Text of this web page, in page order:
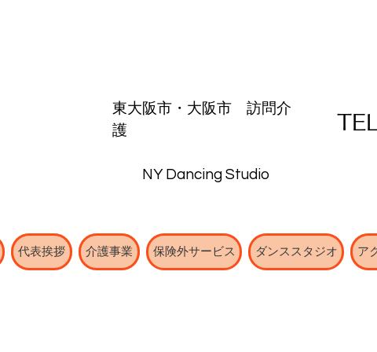
東大阪市・ 大阪市 ​訪問介
護
NY Dancing Studio
TEL
代表挨拶 介護事業 保険外サービス ダンススタジオ ア